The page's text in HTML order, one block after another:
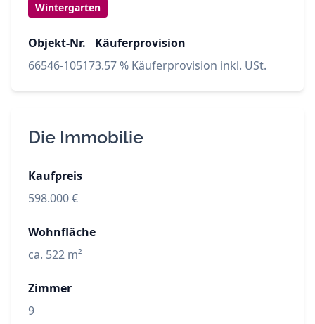
Wintergarten
Objekt-Nr.
66546-10517
Käuferprovision
3.57 % Käuferprovision inkl. USt.
Die Immobilie
Kaufpreis
598.000 €
Wohnfläche
ca. 522 m²
Zimmer
9